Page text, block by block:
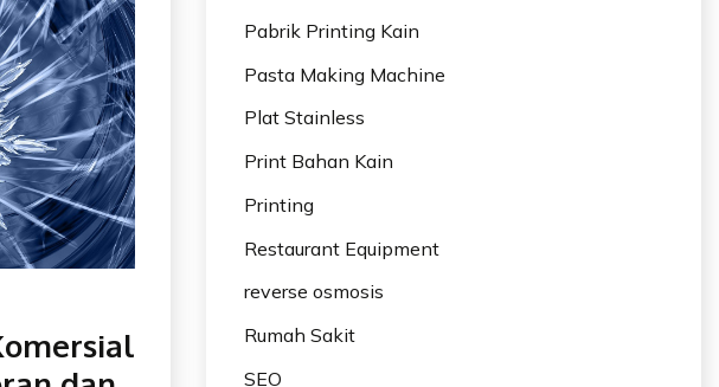
Pabrik Printing Kain
Pasta Making Machine
Plat Stainless
Print Bahan Kain
Printing
Restaurant Equipment
reverse osmosis
Rumah Sakit
SEO